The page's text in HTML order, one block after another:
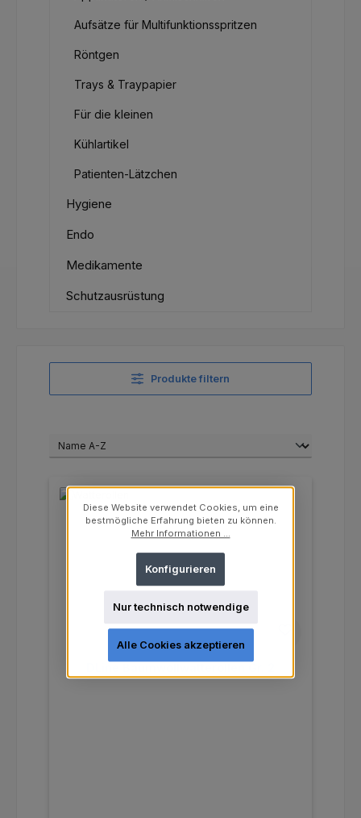
Aufsätze für Multifunktionsspritzen
Röntgen
Trays & Traypapier
Für die kleinen
Kühlartikel
Patienten-Lätzchen
Hygiene
Endo
Medikamente
Schutzausrüstung
Produkte filtern
Diese Website verwendet Cookies, um eine
bestmögliche Erfahrung bieten zu können.
Mehr Informationen ...
Nur technisch notwendige
Konfigurieren
Alle Cookies akzeptieren